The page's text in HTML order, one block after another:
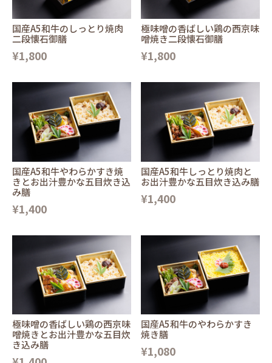
国産A5和牛のしっとり焼肉
二段懐石御膳
¥1,800
極味噌の香ばしい鶏の西京味
噌焼き二段懐石御膳
¥1,800
国産A5和牛やわらかすき焼
きとお出汁豊かな五目炊き込
み膳
¥1,400
国産A5和牛しっとり焼肉と
お出汁豊かな五目炊き込み膳
¥1,400
極味噌の香ばしい鶏の西京味
噌焼きとお出汁豊かな五目炊
き込み膳
国産A5和牛のやわらかすき
焼き膳
¥1,080